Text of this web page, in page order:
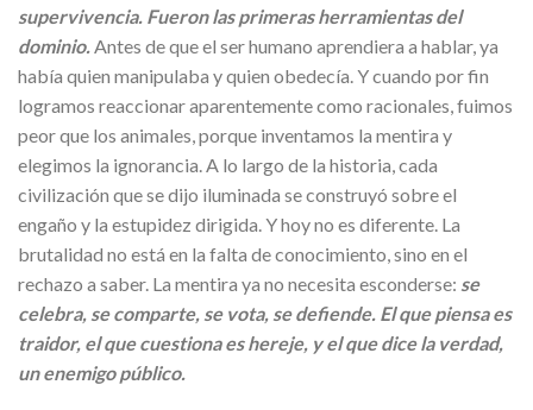
supervivencia. Fueron las primeras herramientas del
dominio.Antes de que el ser humano aprendiera a hablar, ya
había quien manipulaba y quien obedecía. Y cuando por fin
logramos reaccionar aparentemente como racionales, fuimos
peor que los animales, porque inventamos la mentira y
elegimos la ignorancia. A lo largo de la historia, cada
civilización que se dijo iluminada se construyó sobre el
engaño y la estupidez dirigida. Y hoy no es diferente. La
brutalidad no está en la falta de conocimiento, sino en el
rechazo a saber. La mentira ya no necesita esconderse: se
celebra, se comparte, se vota, se defiende. El que piensa es
traidor, el que cuestiona es hereje, y el que dice la verdad,
un enemigo público.